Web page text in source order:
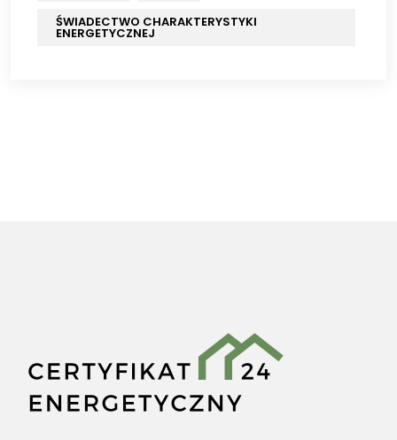
ŚWIADECTWO CHARAKTERYSTYKI
ENERGETYCZNEJ